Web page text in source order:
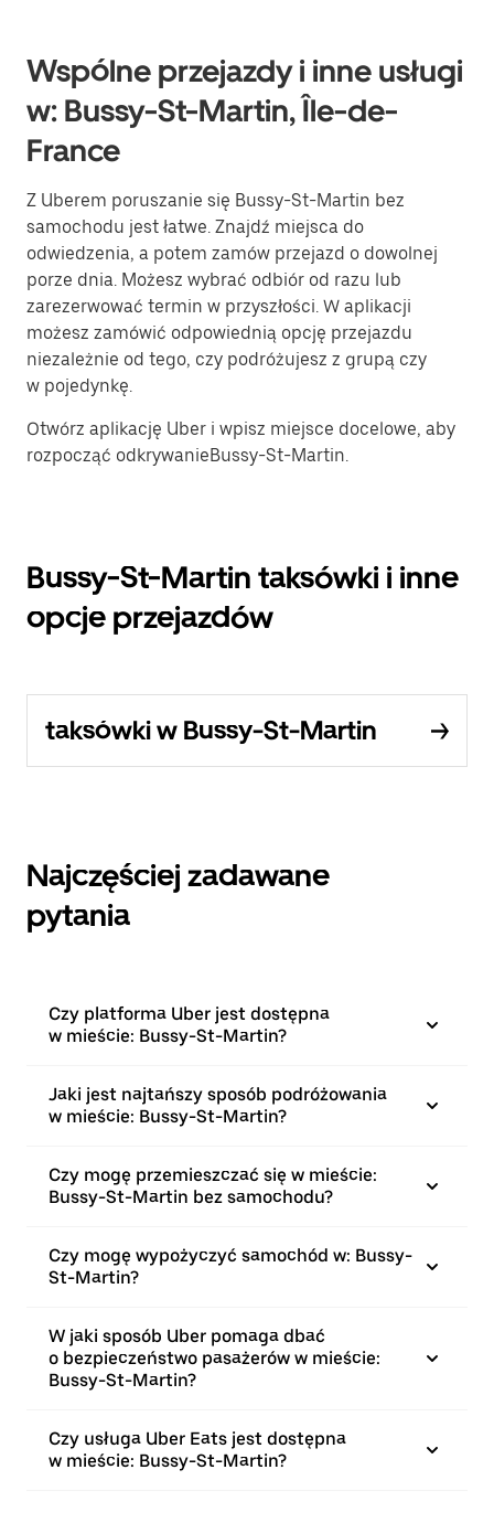
Wspólne przejazdy i inne usługi
w: Bussy-St-Martin, Île-de-
France
Z Uberem poruszanie się Bussy-St-Martin bez
samochodu jest łatwe. Znajdź miejsca do
odwiedzenia, a potem zamów przejazd o dowolnej
porze dnia. Możesz wybrać odbiór od razu lub
zarezerwować termin w przyszłości. W aplikacji
możesz zamówić odpowiednią opcję przejazdu
niezależnie od tego, czy podróżujesz z grupą czy
w pojedynkę.
Otwórz aplikację Uber i wpisz miejsce docelowe, aby
rozpocząć odkrywanieBussy-St-Martin.
Bussy-St-Martin taksówki i inne
opcje przejazdów
taksówki w Bussy-St-Martin
Najczęściej zadawane
pytania
Czy platforma Uber jest dostępna
w mieście: Bussy-St-Martin?
Jaki jest najtańszy sposób podróżowania
w mieście: Bussy-St-Martin?
Czy mogę przemieszczać się w mieście:
Bussy-St-Martin bez samochodu?
Czy mogę wypożyczyć samochód w: Bussy-
St-Martin?
W jaki sposób Uber pomaga dbać
o bezpieczeństwo pasażerów w mieście:
Bussy-St-Martin?
Czy usługa Uber Eats jest dostępna
w mieście: Bussy-St-Martin?